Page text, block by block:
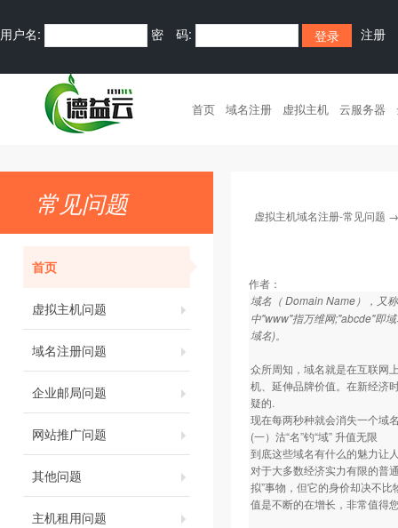
用户名: 密 码: 注册
首页 域名注册 虚拟主机 云服务器
常见问题
首页
虚拟主机问题
域名注册问题
企业邮局问题
网站推广问题
其他问题
主机租用问题
虚拟主机域名注册-常见问题
作者：
域名（ Domain Name），又
中"www"指万维网;"abcde"即
域名)。
众所周知，域名就是在互联网
机、延伸品牌价值。在新经济
疑的.
现在每两秒种就会消失一个域
(一）沽“名”钓“域” 升值无限
到底这些域名有什么的魅力让
对于大多数经济实力有限的普
拟”事物，但它的身价却决不
值是不断的在增长，非常值得